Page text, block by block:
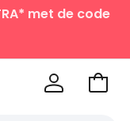
met de code
Naar